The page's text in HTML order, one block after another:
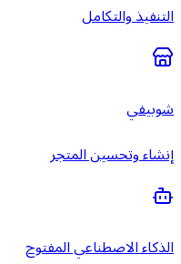
التنفيذ والتكامل
شوبيفي
إنشاء وتحسين المتجر
الذكاء الاصطناعي المفتوح